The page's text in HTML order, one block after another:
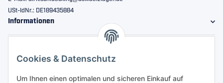
Cookies & Datenschutz
Um Ihnen einen optimalen und sicheren Einkauf auf
USt-IdNr.: DE189435884
Informationen
Sicher bestellen